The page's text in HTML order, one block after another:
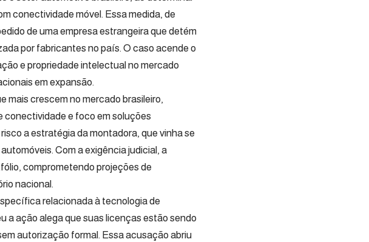
conectividade móvel. Essa medida, de
de uma empresa estrangeira que detém
por fabricantes no país. O caso acende o
e propriedade intelectual no mercado
em expansão.
mais crescem no mercado brasileiro,
conectividade e foco em soluções
a estratégia da montadora, que vinha se
Com a exigência judicial, a
comprometendo projeções de
nacional.
relacionada à tecnologia de
a ação alega que suas licenças estão sendo
autorização formal. Essa acusação abriu